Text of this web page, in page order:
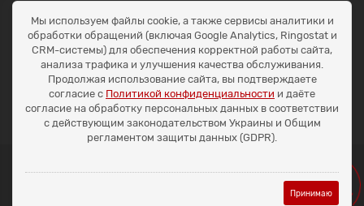
ОКЕАН ТРЕЙД
Договір публичної оферти
Доставка та оплата
Наші контакти
Умови повернення
+38 (099) 452-20-02
+38 (098) 492-20-02
office@ocean.biz.ua
Мы используем файлы cookie, а также сервисы аналитики и
обработки обращений (включая Google Analytics, Ringostat и
CRM-системы) для обеспечения корректной работы сайта,
анализа трафика и улучшения качества обслуживания.
Продолжая использование сайта, вы подтверждаете
согласие с Политикой конфиденциальности и даёте
согласие на обработку персональных данных в соответствии
с действующим законодательством Украины и Общим
регламентом защиты данных (GDPR).
Принимаю